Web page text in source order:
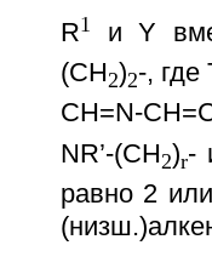
R1
и Y
(СН2)2-, где
CH=N-
NR’-(CH2)r-
равно 2